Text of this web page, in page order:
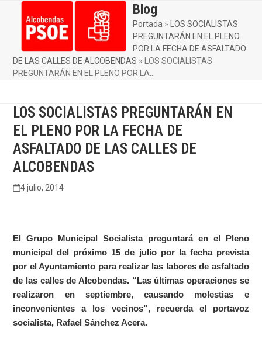
contentmobile
menu
mobile
menu
Blog
Portada »
LOS SOCIALISTAS
PREGUNTARÁN EN EL PLENO
POR LA FECHA DE ASFALTADO
DE LAS CALLES DE ALCOBENDAS »
LOS SOCIALISTAS
PREGUNTARÁN EN EL PLENO POR LA…
LOS SOCIALISTAS PREGUNTARÁN EN
EL PLENO POR LA FECHA DE
ASFALTADO DE LAS CALLES DE
ALCOBENDAS
4 julio, 2014
El Grupo Municipal Socialista preguntará en el Pleno
municipal del próximo 15 de julio por la fecha prevista
por el Ayuntamiento para realizar las labores de asfaltado
de las calles de Alcobendas. “Las últimas operaciones se
realizaron en septiembre, causando molestias e
inconvenientes a los vecinos”, recuerda el portavoz
socialista, Rafael Sánchez Acera.